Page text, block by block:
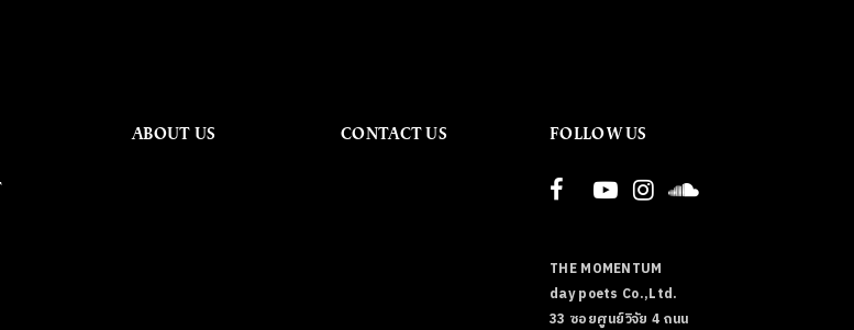
ABOUT US CONTACT US FOLLOW US
THE MOMENTUM
day poets Co.,Ltd.
33 ซอยศูนย์วิจัย 4 ถนน